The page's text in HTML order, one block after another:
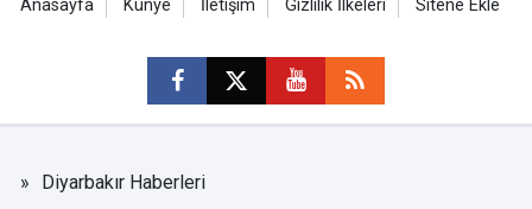
Anasayfa Künye İletişim Gizlilik İlkeleri Sitene Ekle
Diyarbakır Haberleri